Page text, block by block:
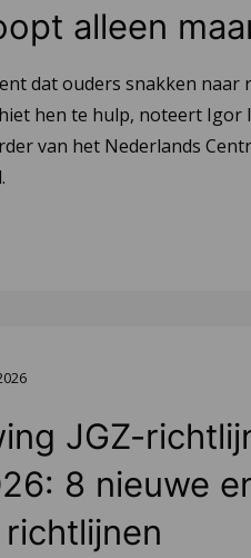
alleen
dat ouders snakken naar
hen te hulp, noteert Igor
van het Nederlands
JGZ-
8 nieuwe